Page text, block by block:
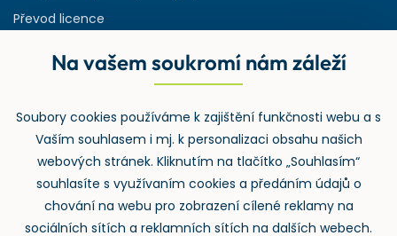
Převod licence
Rejstřík používaných zkratek v odpadech
Zpětný odběr
Na vašem soukromí nám záleží
Soubory cookies používáme k zajištění funkčnosti webu a s
Vaším souhlasem i mj. k personalizaci obsahu našich
webových stránek. Kliknutím na tlačítko „Souhlasím“
souhlasíte s využívaním cookies a předáním údajů o
chování na webu pro zobrazení cílené reklamy na
sociálních sítích a reklamních sítích na dalších webech.